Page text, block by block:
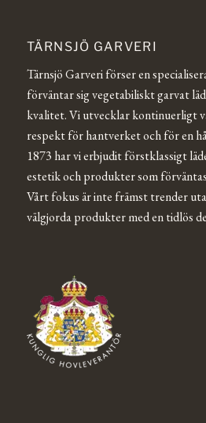
TÄRNSJÖ GARVERI
Tärnsjö Garveri förser en
förväntar sig vegetabiliskt garvat
kvalitet. Vi utvecklar kontinuerligt
respekt för hantverket och för en
1873 har vi erbjudit förstklassigt
estetik och produkter som
Vårt fokus är inte främst trender
välgjorda produkter med en tidlös